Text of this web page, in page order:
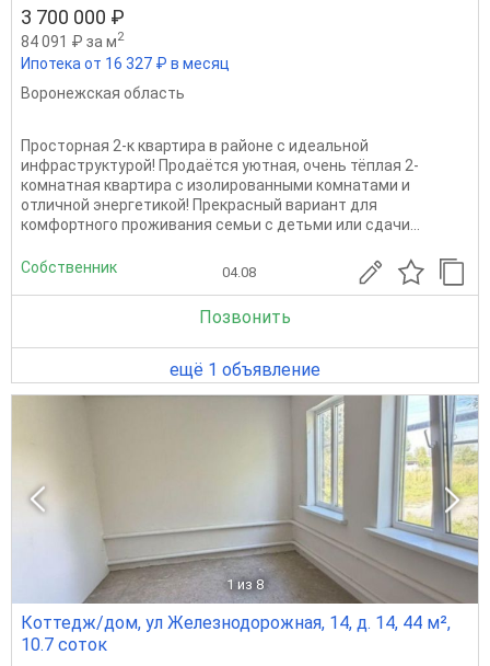
3 700 000 ₽
84 091 ₽ за м2
Ипотека от 16 327 ₽ в месяц
Воронежская область
Просторная 2-к квартира в районе с идеальной
инфраструктурой! Продаётся уютная, очень тёплая 2-
комнатная квартира с изолированными комнатами и
отличной энергетикой! Прекрасный вариант для
комфортного проживания семьи с детьми или сдачи...
Собственник 04.08
Позвонить
ещё 1 объявление
1 из 8
Коттедж/дом, ул Железнодорожная, 14, д. 14, 44 м²,
10.7 соток